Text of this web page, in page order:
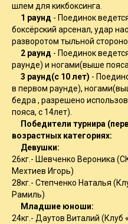
шлем для кикбоксинга.
1 раунд - Поединок
боксёрский арсенал, удар
разворотом тыльной
2 раунд - Поединок
раунде) и ногами(выше
3 раунд(с 10 лет) -
в первом раунде),
бедра , разрешено
пояса, с 14лет).
Победители турнира
возрастных категориях:
Девушки:
26кг.- Шевченко Вероника
Мехтиев Игорь)
28кг.- Степченко Наталья
Рамиль)
Младшие юноши:
24кг.- Даутов Виталий (Клуб